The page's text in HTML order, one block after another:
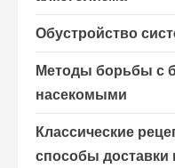
Обустройство
Методы борьбы с
насекомыми
Классические
способы доставки